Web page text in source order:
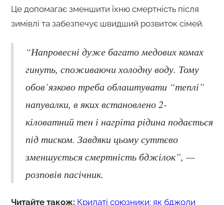
Це допомагає зменшити їхню смертність після
зимівлі та забезпечує швидший розвиток сімей.
“Напровесні дуже багато медових комах
гинуть, споживаючи холодну воду. Тому
обов’язково треба облаштувати “теплі”
напувалки, в яких встановлено 2-
кіловатний тен і нагріта рідина подається
під тиском. Завдяки цьому суттєво
зменшується смертність бджілок”, —
розповів пасічник.
Читайте також: Крилаті союзники: як бджоли